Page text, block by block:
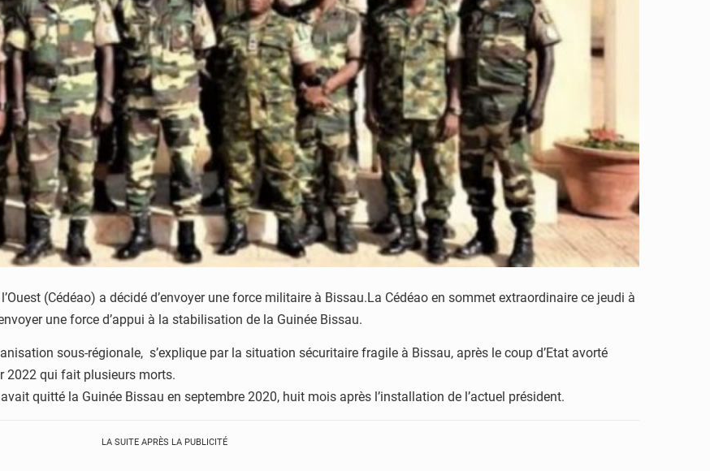
(Cédéao) a décidé d’envoyer une force militaire à Bissau.La Cédéao en sommet extraordinaire ce jeudi à
une force d’appui à la stabilisation de la Guinée Bissau.
sous-régionale, s’explique par la situation sécuritaire fragile à Bissau, après le coup d’Etat avorté
2022 qui fait plusieurs morts.
quitté la Guinée Bissau en septembre 2020, huit mois après l’installation de l’actuel président.
LA SUITE APRÈS LA PUBLICITÉ